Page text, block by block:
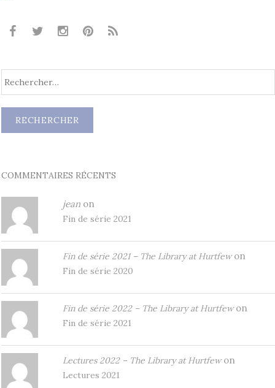
COMMENTAIRES RÉCENTS
jean on
Fin de série 2021
Fin de série 2021 – The Library at Hurtfewon
Fin de série 2020
Fin de série 2022 – The Library at Hurtfewon
Fin de série 2021
Lectures 2022 – The Library at Hurtfewon
Lectures 2021